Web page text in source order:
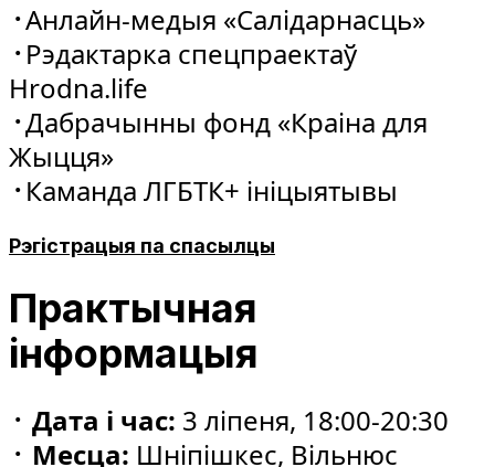
᠂Анлайн-медыя «Салідарнасць»
᠂Рэдактарка спецпраектаў
Hrodna.life
᠂Дабрачынны фонд «Краіна для
Жыцця»
᠂Каманда ЛГБТК+ ініцыятывы
Рэгістрацыя па спасылцы
Практычная
інформацыя
᠂ Дата і час: 3 ліпеня, 18:00-20:30
᠂ Месца: Шніпішкес, Вільнюс